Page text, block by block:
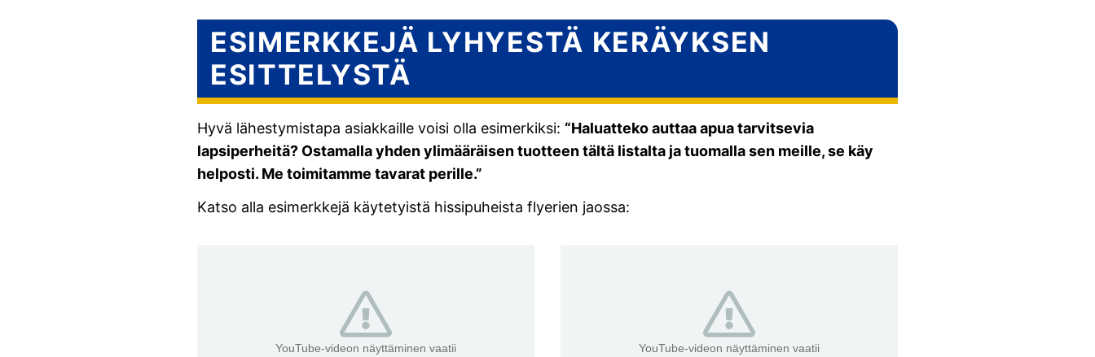
ESIMERKKEJÄ LYHYESTÄ KERÄYKSEN
ESITTELYSTÄ
Hyvä lähestymistapa asiakkaille voisi olla esimerkiksi: “Haluatteko auttaa apua tarvitsevia
lapsiperheitä? Ostamalla yhden ylimääräisen tuotteen tältä listalta ja tuomalla sen meille, se käy
helposti. Me toimitamme tavarat perille.”
Katso alla esimerkkejä käytetyistä hissipuheista flyerien jaossa:
YouTube-videon näyttäminen vaatii
YouTube-videon näyttäminen vaatii